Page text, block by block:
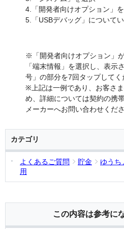
4.「開発者向けオプション」
5.「USBデバッグ」について
※「開発者向けオプション」
「端末情報」を選択し、表示
号」の部分を7回タップしてく
※上記は一例であり、お客さ
め、詳細については契約の携
メーカーへお問い合わせくださ
カテゴリ
よくあるご質問 貯金 ゆうち
用
この内容は参考に